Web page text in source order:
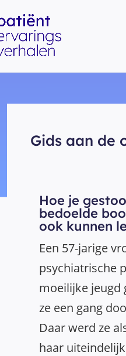
Gids aan de
Hoe je
bedoelde
ook kunnen
Een 57-jarige
psychiatrische
moeilijke jeugd
ze een gang
Daar werd ze
haar